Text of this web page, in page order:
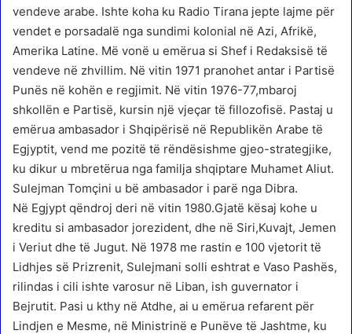
vendeve arabe. Ishte koha ku Radio Tirana jepte lajme për
vendet e porsadalë nga sundimi kolonial në Azi, Afrikë,
Amerika Latine. Më vonë u emërua si Shef i Redaksisë të
vendeve në zhvillim. Në vitin 1971 pranohet antar i Partisë
Punës në kohën e regjimit. Në vitin 1976-77,mbaroj
shkollën e Partisë, kursin një vjeçar të fillozofisë. Pastaj u
emërua ambasador i Shqipërisë në Republikën Arabe të
Egjyptit, vend me pozitë të rëndësishme gjeo-strategjike,
ku dikur u mbretërua nga familja shqiptare Muhamet Aliut.
Sulejman Tomçini u bë ambasador i parë nga Dibra.
Në Egjypt qëndroj deri në vitin 1980.Gjatë kësaj kohe u
kreditu si ambasador jorezident, dhe në Siri,Kuvajt, Jemen
i Veriut dhe të Jugut. Në 1978 me rastin e 100 vjetorit të
Lidhjes së Prizrenit, Sulejmani solli eshtrat e Vaso Pashës,
rilindas i cili ishte varosur në Liban, ish guvernator i
Bejrutit. Pasi u kthy në Atdhe, ai u emërua refarent për
Lindjen e Mesme, në Ministrinë e Punëve të Jashtme, ku